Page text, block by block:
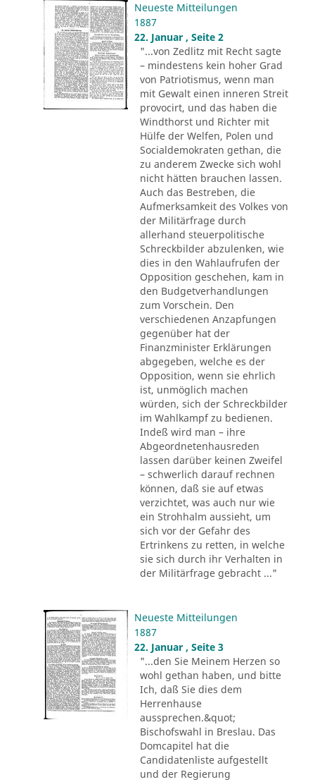
Neueste Mitteilungen
1887
22. Januar , Seite 2
"...von Zedlitz mit Recht sagte
– mindestens kein hoher Grad
von Patriotismus, wenn man
mit Gewalt einen inneren Streit
provocirt, und das haben die
Windthorst und Richter mit
Hülfe der Welfen, Polen und
Socialdemokraten gethan, die
zu anderem Zwecke sich wohl
nicht hätten brauchen lassen.
Auch das Bestreben, die
Aufmerksamkeit des Volkes von
der Militärfrage durch
allerhand steuerpolitische
Schreckbilder abzulenken, wie
dies in den Wahlaufrufen der
Opposition geschehen, kam in
den Budgetverhandlungen
zum Vorschein. Den
verschiedenen Anzapfungen
gegenüber hat der
Finanzminister Erklärungen
abgegeben, welche es der
Opposition, wenn sie ehrlich
ist, unmöglich machen
würden, sich der Schreckbilder
im Wahlkampf zu bedienen.
Indeß wird man – ihre
Abgeordnetenhausreden
lassen darüber keinen Zweifel
– schwerlich darauf rechnen
können, daß sie auf etwas
verzichtet, was auch nur wie
ein Strohhalm aussieht, um
sich vor der Gefahr des
Ertrinkens zu retten, in welche
sie sich durch ihr Verhalten in
der Militärfrage gebracht ..."
Neueste Mitteilungen
1887
22. Januar , Seite 3
"...den Sie Meinem Herzen so
wohl gethan haben, und bitte
Ich, daß Sie dies dem
Herrenhause
aussprechen.&quot;
Bischofswahl in Breslau. Das
Domcapitel hat die
Candidatenliste aufgestellt
und der Regierung